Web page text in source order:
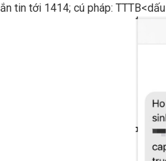
tin tới 1414; cú pháp: